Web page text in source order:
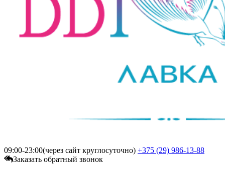
09:00-23:00(через сайт круглосуточно) +375 (29) 986-13-88
Заказать обратный звонок